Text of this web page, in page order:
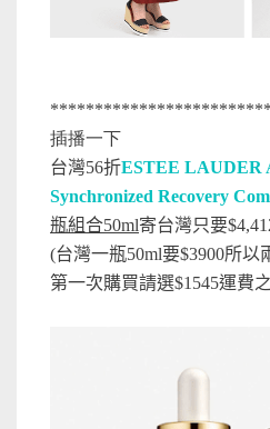
插播一下
台灣56折ESTEE LAUDER
Synchronized Recovery
瓶組合50ml寄台灣只要
(台灣一瓶50ml要$3900所以
第一次購買請選$1545運費